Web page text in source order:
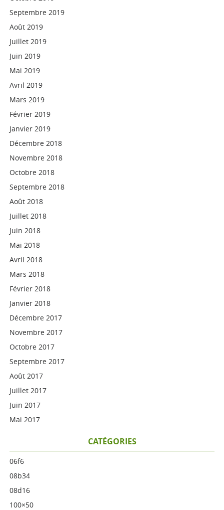
Septembre 2019
Août 2019
Juillet 2019
Juin 2019
Mai 2019
Avril 2019
Mars 2019
Février 2019
Janvier 2019
Décembre 2018
Novembre 2018
Octobre 2018
Septembre 2018
Août 2018
Juillet 2018
Juin 2018
Mai 2018
Avril 2018
Mars 2018
Février 2018
Janvier 2018
Décembre 2017
Novembre 2017
Octobre 2017
Septembre 2017
Août 2017
Juillet 2017
Juin 2017
Mai 2017
CATÉGORIES
06f6
08b34
08d16
100×50